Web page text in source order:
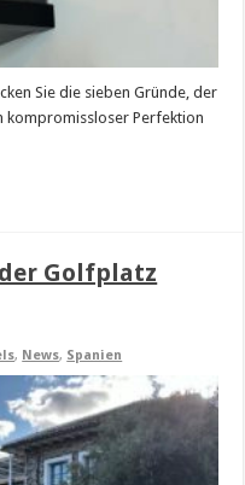
Sie die sieben Gründe, der
kompromissloser Perfektion
Golfplatz
, News, Spanien